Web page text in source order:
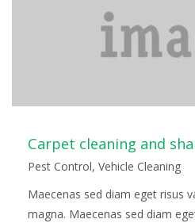
Carpet cleaning and
Pest Control, Vehicle Cleaning
Maecenas sed diam eget risus
magna. Maecenas sed diam